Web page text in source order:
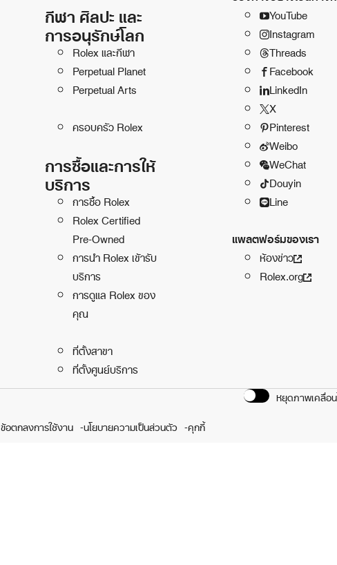
กีฬา ศิลปะ และ
การอนุรักษ์โลก
Rolex และกีฬา
Perpetual Planet
Perpetual Arts
ครอบครัว Rolex
การซื้อและการให้
บริการ
การซื้อ Rolex
Rolex Certified
Pre-Owned
การนำ Rolex เข้ารับ
บริการ
การดูแล Rolex ของ
คุณ
ที่ตั้งสาขา
ที่ตั้งศูนย์บริการ
YouTube
Instagram
Threads
Facebook
LinkedIn
X
Pinterest
Weibo
WeChat
Douyin
Line
แพลตฟอร์มของเรา
ห้องข่าว
Rolex.org
หยุดภาพเคลื่อ
ข้อตกลงการใช้งาน
นโยบายความเป็นส่วนตัว คุกกี้